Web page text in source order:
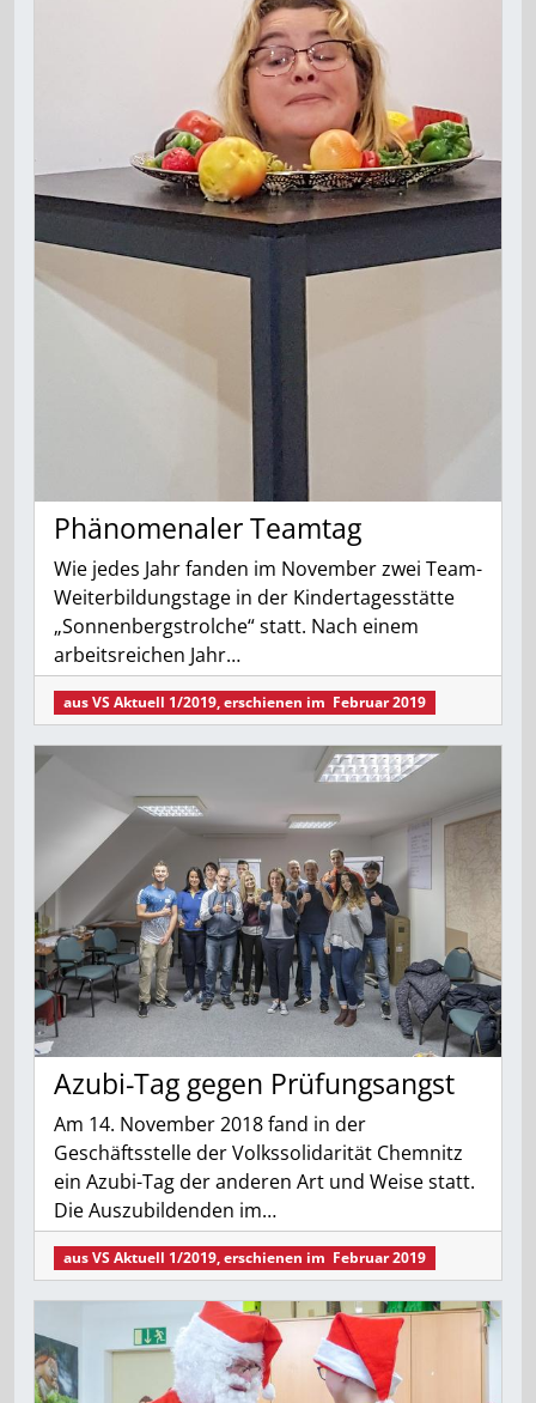
Phänomenaler Teamtag
Wie jedes Jahr fanden im November zwei Team-
Weiterbildungstage in der Kindertagesstätte
„Sonnenbergstrolche“ statt. Nach einem
arbeitsreichen Jahr…
ausVS Aktuell 1/2019, erschienen im Februar 2019
Azubi-Tag gegen Prüfungsangst
Am 14. November 2018 fand in der
Geschäftsstelle der Volkssolidarität Chemnitz
ein Azubi-Tag der anderen Art und Weise statt.
Die Auszubildenden im…
ausVS Aktuell 1/2019, erschienen im Februar 2019